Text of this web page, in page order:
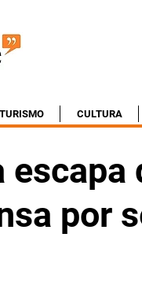
TURISMO CULTURA
escapa
por